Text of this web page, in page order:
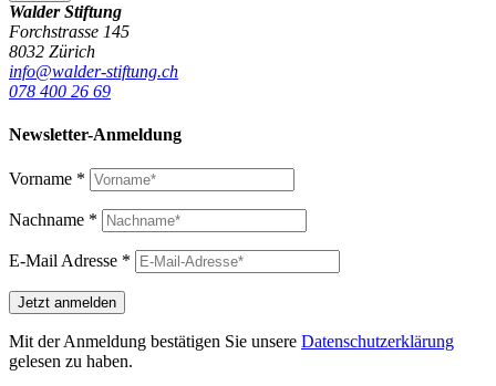
Walder Stiftung
Forchstrasse 145
8032 Zürich
info@walder-stiftung.ch
078 400 26 69
Newsletter-Anmeldung
Vorname *
Nachname *
E-Mail Adresse *
Mit der Anmeldung bestätigen Sie unsere Datenschutzerklärung
gelesen zu haben.